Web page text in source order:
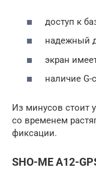
доступ к
надежный
экран
наличие G-
Из минусов стоит
со временем
фиксации.
SHO-ME A12-